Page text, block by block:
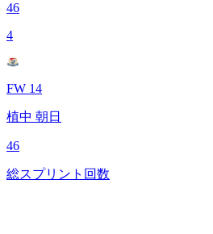
46
4
FW 14
植中 朝日
46
総スプリント回数